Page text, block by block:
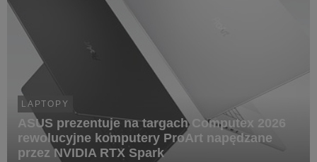
LAPTOPY
ASUS prezentuje na targach Computex 2026
rewolucyjne komputery ProArt napędzane
przez NVIDIA RTX Spark